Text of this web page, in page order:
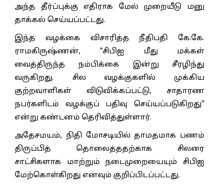
அந்த தீர்ப்புக்கு எதிராக மேல் முறையீடு மனு
தாக்கல் செய்யப்பட்டது.
இந்த வழக்கை விசாரித்த நீதிபதி கே.கே.
ராமகிருஷ்ணன், “சிபிஐ மீது மக்கள்
வைத்திருந்த நம்பிக்கை இன்று சீரழிந்து
வருகிறது. சில வழக்குகளில் முக்கிய
குற்றவாளிகள் விடுவிக்கப்பட்டு, சாதாரண
நபர்களிடம் வழக்குப் பதிவு செய்யப்படுகிறது”
என்று கண்டனம் தெரிவித்துள்ளார்.
அதேசமயம், நிதி மோசடியில் தாமதமாக பணம்
திருப்பித் தொலைத்ததற்காக சிலரை
சாட்சிகளாக மாற்றும் நடைமுறையையும் சிபிஐ
மேற்கொள்கிறது எனவும் குறிப்பிடப்பட்டது.